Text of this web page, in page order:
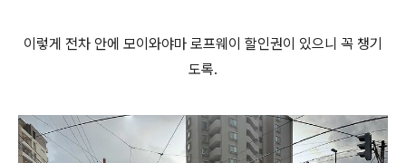
이렇게 전차 안에 모이와야마 로프웨이 할인권이 있으니 꼭 챙기
도록.